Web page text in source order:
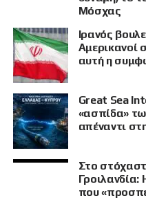
Μόσχας
Ιρανός
Αμερικανοί
αυτή η
Great Sea
«ασπίδα»
απέναντι
Στο
Γροιλανδία:
που